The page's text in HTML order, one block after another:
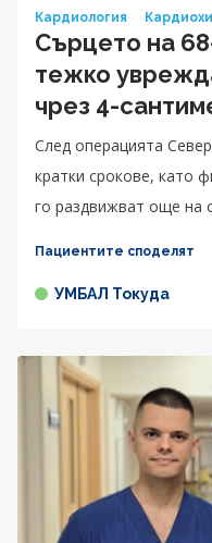
Кардиология
Сърцето на
тежко
чрез 4-
След операцията
кратки срокове, като
го раздвижват още на
Пациентите споделят
УМБАЛ Токуда